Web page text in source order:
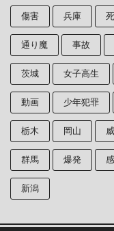
傷害 兵庫
通り魔 事故
茨城 女子高生
動画 少年犯罪
栃木 岡山
群馬 爆発
新潟